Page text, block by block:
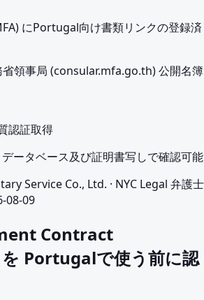
にPortugal向け書類リンクの登録済
省領事局 (consular.mfa.go.th) 公開名簿
認証取得
ータベース及び証明書写しで確認可能
Service Co., Ltd. · NYC Legal 弁護士
08-09
Contract
Portugalで使う前に認